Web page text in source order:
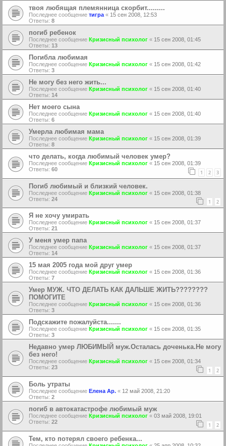
твоя любящая племянница скорбит.........
Последнее сообщение тигра « 15 сен 2008, 12:53
Ответы: 8
погиб ребенок
Последнее сообщение Кризисный психолог « 15 сен 2008, 01:45
Ответы: 13
Погибла любимая
Последнее сообщение Кризисный психолог « 15 сен 2008, 01:42
Ответы: 3
Не могу без него жить...
Последнее сообщение Кризисный психолог « 15 сен 2008, 01:40
Ответы: 14
Нет моего сына
Последнее сообщение Кризисный психолог « 15 сен 2008, 01:40
Ответы: 6
Умерла любимая мама
Последнее сообщение Кризисный психолог « 15 сен 2008, 01:39
Ответы: 8
что делать, когда любимый человек умер?
Последнее сообщение Кризисный психолог « 15 сен 2008, 01:39
Ответы: 60 1 2 3
Погиб любимый и близкий человек.
Последнее сообщение Кризисный психолог « 15 сен 2008, 01:38
Ответы: 24 1 2
Я не хочу умирать
Последнее сообщение Кризисный психолог « 15 сен 2008, 01:37
Ответы: 21
У меня умер папа
Последнее сообщение Кризисный психолог « 15 сен 2008, 01:37
Ответы: 14
15 мая 2005 года мой друг умер
Последнее сообщение Кризисный психолог « 15 сен 2008, 01:36
Ответы: 7
Умер МУЖ. ЧТО ДЕЛАТЬ КАК ДАЛЬШЕ ЖИТЬ????????
ПОМОГИТЕ
Последнее сообщение Кризисный психолог « 15 сен 2008, 01:36
Ответы: 3
Подскажите пожалуйста.......
Последнее сообщение Кризисный психолог « 15 сен 2008, 01:35
Ответы: 3
Недавно умер ЛЮБИМЫЙ муж.Осталась доченька.Не могу
без него!
Последнее сообщение Кризисный психолог « 15 сен 2008, 01:34
Ответы: 23 1 2
Боль утраты
Последнее сообщение Елена Ар. « 12 май 2008, 21:20
Ответы: 2
погиб в автокатастрофе любимый муж
Последнее сообщение Кризисный психолог « 03 май 2008, 19:01
Ответы: 22 1 2
Тем, кто потерял своего ребенка...